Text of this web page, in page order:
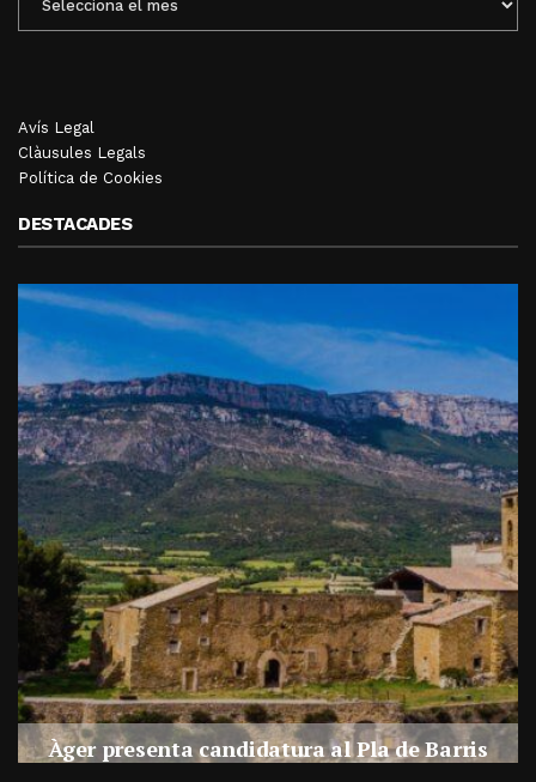
MENSUALS
Avís Legal
Clàusules Legals
Política de Cookies
DESTACADES
Àger presenta candidatura al Pla de Barris